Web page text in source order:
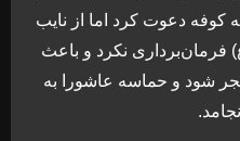
کوفه دعوت کرد اما از نایب
نکرد و باعث
شود و حماسه عاشورا به